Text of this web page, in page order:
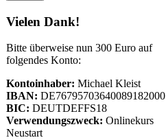
Vielen Dank!
Bitte überweise nun 300 Euro auf
folgendes Konto:
Kontoinhaber: Michael Kleist
IBAN: DE76795703640089182000
BIC: DEUTDEFFS18
Verwendungszweck: Onlinekurs
Neustart